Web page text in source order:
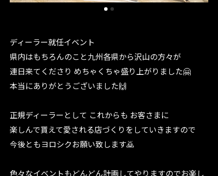
ディーラー就任イベント
県内はもちろんのこと九州各県から沢山の方々が
連日来てくださり めちゃくちゃ盛り上がりました🤗
本当にありがとうございました🙌
正規ディーラーとして これからも お客さまに
楽しんで貰えて愛される店づくりをしていきますので
今後ともヨロシクお願い致します🙇
色々なイベントもどんどん計画してやりますのでお楽し